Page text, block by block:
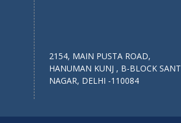
2154, MAIN PUSTA ROAD,
HANUMAN KUNJ , B-BLOCK SANT
NAGAR, DELHI -110084